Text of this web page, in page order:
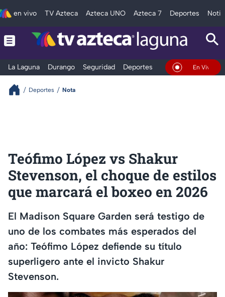
en vivo TV Azteca Azteca UNO Azteca 7 Deportes
La Laguna Durango Seguridad Deportes Entretenimiento
En Vivo
Deportes Nota
Teófimo López vs Shakur
Stevenson, el choque de estilos
que marcará el boxeo en 2026
El Madison Square Garden será testigo de
uno de los combates más esperados del
año: Teófimo López defiende su título
superligero ante el invicto Shakur
Stevenson.